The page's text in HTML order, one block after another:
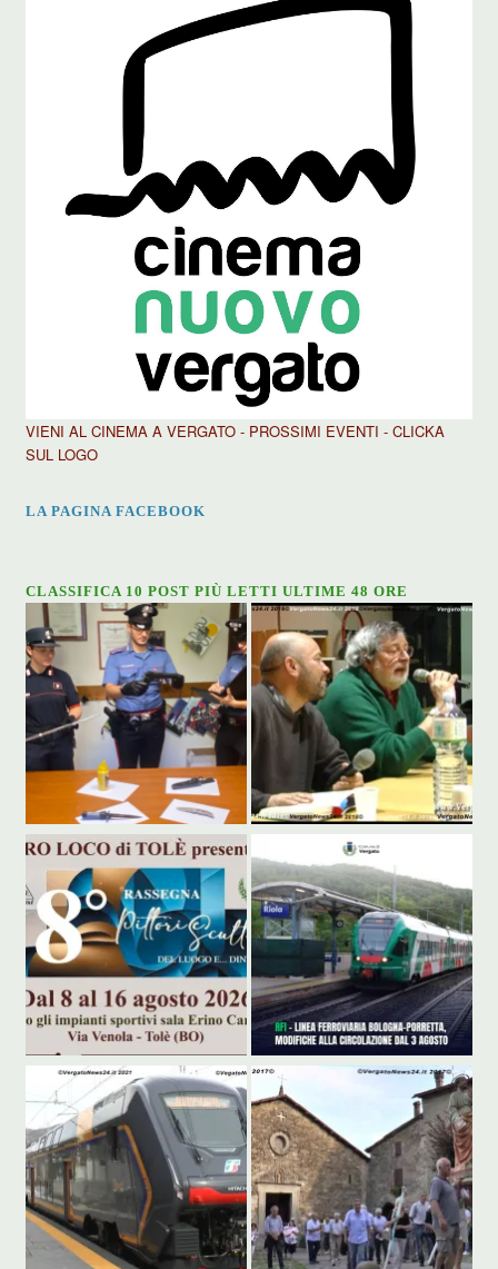
VIENI AL CINEMA A VERGATO - PROSSIMI EVENTI - CLICKA
SUL LOGO
LA PAGINA FACEBOOK
CLASSIFICA 10 POST PIÙ LETTI ULTIME 48 ORE